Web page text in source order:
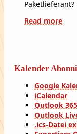
Read more
Kalender
Google
iCalendar
Outlook 365
Outlook
.ics-Datei